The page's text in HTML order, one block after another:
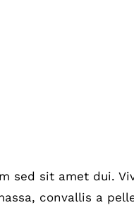
sed sit amet dui.
convallis a